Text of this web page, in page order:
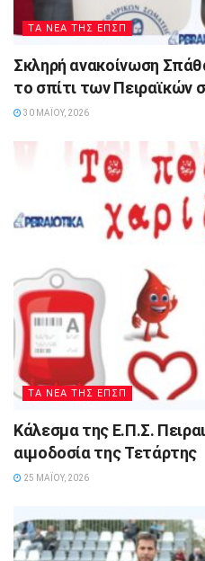
ΤΑ ΝΕΑ ΤΗΣ ΕΠΣΠ
Σκληρή ανακοίνωση
το σπίτι των Πειραϊκών
30 ΜΑΪ́ΟΥ, 2026
ΤΑ ΝΕΑ ΤΗΣ ΕΠΣΠ
Κάλεσμα της Ε.Π.Σ.
αιμοδοσία της Τετάρτης
25 ΜΑΪ́ΟΥ, 2026